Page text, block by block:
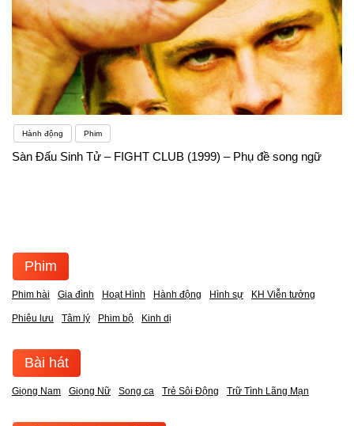
Hành động Phim
Sàn Đấu Sinh Tử – FIGHT CLUB (1999) – Phụ đề song ngữ
Phim
Phim hài Gia đình Hoạt Hình Hành động Hình sự KH Viễn tưởng
Phiêu lưu Tâm lý Phim bộ Kinh dị
Bài hát
Giọng Nam Giọng Nữ Song ca Trẻ Sôi Động Trữ Tình Lãng Mạn